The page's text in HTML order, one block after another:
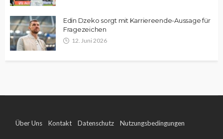
Edin Dzeko sorgt mit Karriereende-Aussage für
Fragezeichen
12. Juni 2026
Über Uns Kontakt Datenschutz Nutzungsbedingungen